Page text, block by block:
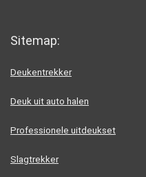
Sitemap:
Deukentrekker
Deuk uit auto halen
Professionele uitdeukset
Slagtrekker